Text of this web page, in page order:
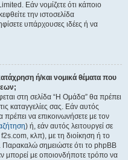
Εάν νομίζετε ότι κάποιο
την ιστοσελίδα
υπάρχουσες ιδέες ή να
ή/και νομικά θέματα που
στη σελίδα “Η Ομάδα” θα πρέπει
καταγγελίες σας. Εάν αυτός
πρέπει να επικοινωνήσετε με τον
) ή, εάν αυτός λειτουργεί σε
κλπ), με τη διοίκηση ή το
σημειώστε ότι το phpBB
μπορεί με οποιονδήποτε τρόπο να